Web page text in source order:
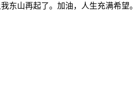
东山再起了。加油，人生充满希望。